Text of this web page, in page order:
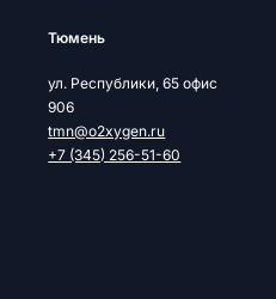
Тюмень
ул. Республики, 65 офис
906
tmn@o2xygen.ru
+7 (345) 256-51-60